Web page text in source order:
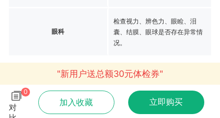
眼科
检查视力、辨色力、眼睑、泪
囊、结膜、眼球是否存在异常情
况。
"新用户送总额30元体检券"
0
对
加入收藏 立即购买